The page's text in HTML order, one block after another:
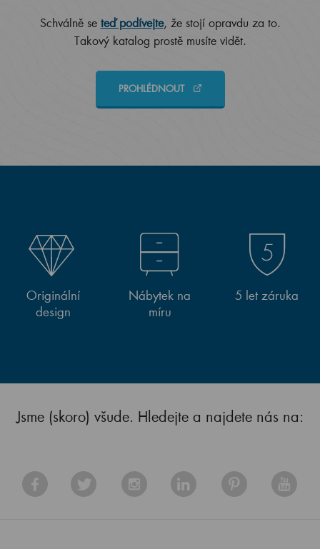
Schválně se teď podívejte, že stojí opravdu za to.
Takový katalog prostě musíte vidět.
PROHLÉDNOUT
Originální
design
Nábytek na
míru
5 let záruka
Jsme (skoro) všude. Hledejte a najdete nás na: